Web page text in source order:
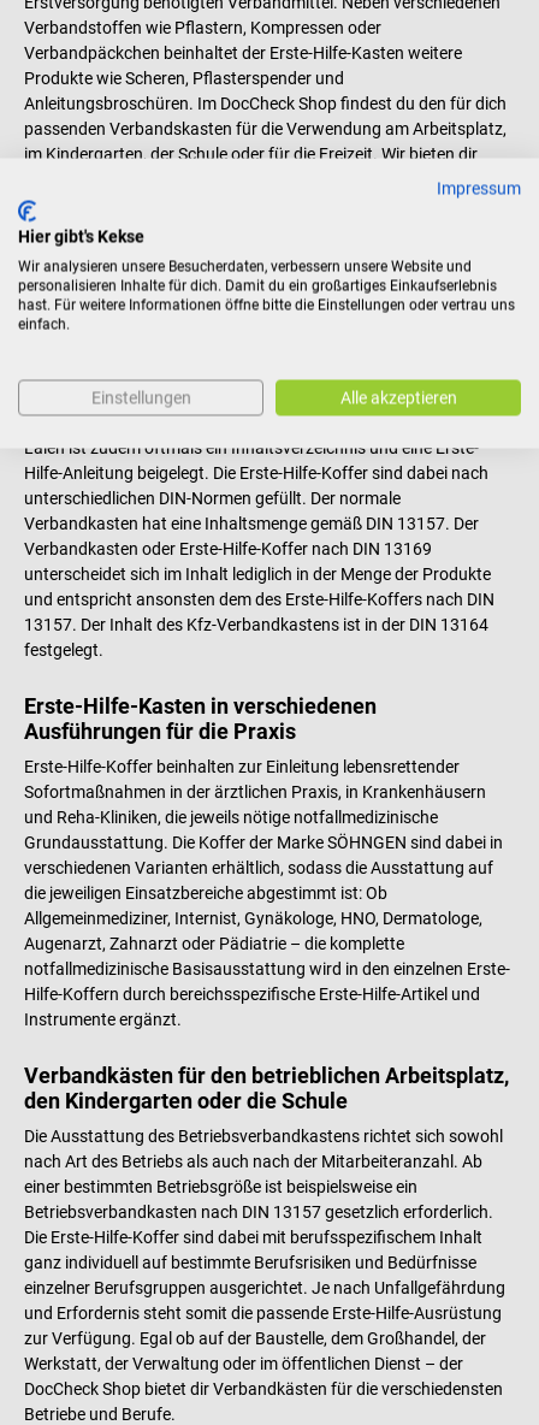
Verbandstoffen wie Pflastern, Kompressen oder
Verbandpäckchen beinhaltet der Erste-Hilfe-Kasten weitere
Produkte wie Scheren, Pflasterspender und
Anleitungsbroschüren. Im DocCheck Shop findest du den für dich
passenden Verbandskasten für die Verwendung am Arbeitsplatz,
im Kindergarten, der Schule oder für die Freizeit. Wir bieten dir
Erste-Hilfe-Koffer namhafter Marken wie SÖHNGEN und
WEINMANN Emergency sowie unserer Eigenmarke DocCheck.
Spezielle Verbandskästen für unterschiedliche
Bereiche
Die Ausstattung der Erste-Hilfe-Koffer richtet sich nach dem
darüber hinaus weiteres Material zur Leistung von Erster Hilfe,
etwa Pinzetten, Einmalhandschuhe oder Beatmungsmasken. Für
Laien ist zudem oftmals ein Inhaltsverzeichnis und eine Erste-
Hilfe-Anleitung beigelegt. Die Erste-Hilfe-Koffer sind dabei nach
unterschiedlichen DIN-Normen gefüllt. Der normale
Verbandkasten hat eine Inhaltsmenge gemäß DIN 13157. Der
Verbandkasten oder Erste-Hilfe-Koffer nach DIN 13169
unterscheidet sich im Inhalt lediglich in der Menge der Produkte
und entspricht ansonsten dem des Erste-Hilfe-Koffers nach DIN
13157. Der Inhalt des Kfz-Verbandkastens ist in der DIN 13164
festgelegt.
Erste-Hilfe-Kasten in verschiedenen
Ausführungen für die Praxis
Erste-Hilfe-Koffer beinhalten zur Einleitung lebensrettender
Sofortmaßnahmen in der ärztlichen Praxis, in Krankenhäusern
und Reha-Kliniken, die jeweils nötige notfallmedizinische
Grundausstattung. Die Koffer der Marke SÖHNGEN sind dabei in
verschiedenen Varianten erhältlich, sodass die Ausstattung auf
die jeweiligen Einsatzbereiche abgestimmt ist: Ob
Allgemeinmediziner, Internist, Gynäkologe, HNO, Dermatologe,
Augenarzt, Zahnarzt oder Pädiatrie – die komplette
notfallmedizinische Basisausstattung wird in den einzelnen Erste-
Hilfe-Koffern durch bereichsspezifische Erste-Hilfe-Artikel und
Instrumente ergänzt.
Verbandkästen für den betrieblichen Arbeitsplatz,
den Kindergarten oder die Schule
Die Ausstattung des Betriebsverbandkastens richtet sich sowohl
nach Art des Betriebs als auch nach der Mitarbeiteranzahl. Ab
einer bestimmten Betriebsgröße ist beispielsweise ein
Betriebsverbandkasten nach DIN 13157 gesetzlich erforderlich.
Die Erste-Hilfe-Koffer sind dabei mit berufsspezifischem Inhalt
ganz individuell auf bestimmte Berufsrisiken und Bedürfnisse
einzelner Berufsgruppen ausgerichtet. Je nach Unfallgefährdung
und Erfordernis steht somit die passende Erste-Hilfe-Ausrüstung
zur Verfügung. Egal ob auf der Baustelle, dem Großhandel, der
Werkstatt, der Verwaltung oder im öffentlichen Dienst – der
DocCheck Shop bietet dir Verbandkästen für die verschiedensten
Betriebe und Berufe.
Impressum
Hier gibt's Kekse
Wir analysieren unsere Besucherdaten, verbessern unsere Website und
personalisieren Inhalte für dich. Damit du ein großartiges Einkaufserlebnis
hast. Für weitere Informationen öffne bitte die Einstellungen oder vertrau uns
einfach.
Einstellungen Alle akzeptieren